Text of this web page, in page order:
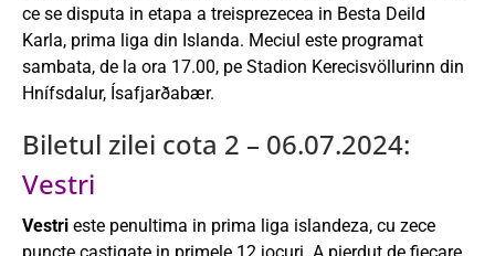
ce se disputa in etapa a treisprezecea in Besta Deild
Karla, prima liga din Islanda. Meciul este programat
sambata, de la ora 17.00, pe Stadion Kerecisvöllurinn din
Hnífsdalur, Ísafjarðabær.
Biletul zilei cota 2 – 06.07.2024:
Vestri
Vestri este penultima in prima liga islandeza, cu zece